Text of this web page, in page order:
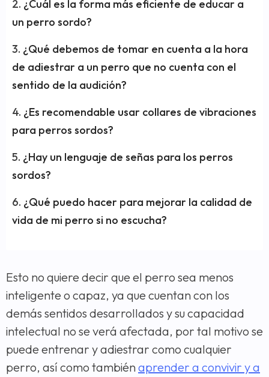
¿Cuál es la forma más eficiente de educar a
un perro sordo?
¿Qué debemos de tomar en cuenta a la hora
de adiestrar a un perro que no cuenta con el
sentido de la audición?
¿Es recomendable usar collares de vibraciones
para perros sordos?
¿Hay un lenguaje de señas para los perros
sordos?
¿Qué puedo hacer para mejorar la calidad de
vida de mi perro si no escucha?
Esto no quiere decir que el perro sea menos
inteligente o capaz, ya que cuentan con los
demás sentidos desarrollados y su capacidad
intelectual no se verá afectada, por tal motivo se
puede entrenar y adiestrar como cualquier
perro, así como tambiénaprender a convivir y a